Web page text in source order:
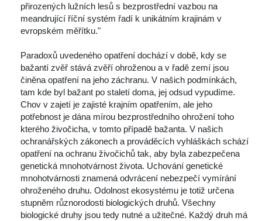
přirozených lužních lesů s bezprostřední vazbou na
meandrující říční systém řadí k unikátním krajinám v
evropském měřítku."
Paradoxů uvedeného opatření dochází v době, kdy se
bažantí zvěř stává zvěří ohroženou a v řadě zemí jsou
činěna opatření na jeho záchranu. V našich podmínkách,
tam kde byl bažant po staletí doma, jej odsud vypudíme.
Chov v zajetí je zajisté krajním opatřením, ale jeho
potřebnost je dána mírou bezprostředního ohrožení toho
kterého živočicha, v tomto případě bažanta. V našich
ochranářských zákonech a prováděcích vyhláškách schází
opatření na ochranu živočichů tak, aby byla zabezpečena
genetická mnohotvárnost života. Uchování genetické
mnohotvárnosti znamená odvrácení nebezpečí vymírání
ohroženého druhu. Odolnost ekosystému je totiž určena
tupněm různorodosti biologických druhů. Všechny
biologické druhy jsou tedy nutné a užitečné. Každý druh má